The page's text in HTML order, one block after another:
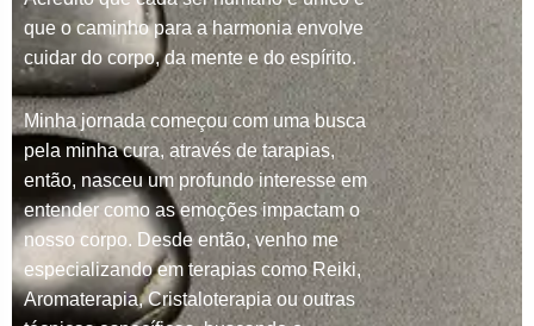
que o caminho para a harmonia envolve
cuidar do corpo, da mente e do espírito.
Minha jornada começou com uma busca
pela minha cura, através de tarapias,
então, nasceu um profundo interesse em
entender como as emoções impactam o
nosso corpo. Desde então, venho me
especializando em terapias como Reiki,
Aromaterapia, Cristaloterapia ou outras